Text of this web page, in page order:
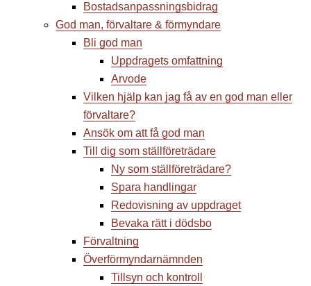
Bostadsanpassnings­bidrag
God man, förvaltare & förmyndare
Bli god man
Uppdragets omfattning
Arvode
Vilken hjälp kan jag få av en god man eller
förvaltare?
Ansök om att få god man
Till dig som ställföreträdare
Ny som ställföreträdare?
Spara handlingar
Redovisning av uppdraget
Bevaka rätt i dödsbo
Förvaltning
Överförmyndarnämnden
Tillsyn och kontroll